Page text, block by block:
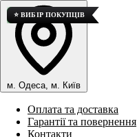
м. Одеса, м. Київ
Оплата та доставка
Гарантії та повернення
Контакти
⭐ ВИБІР ПОКУПЦІВ
💎 ВИСОКА ЯКІСТЬ
💎 ВИСОКА ЯКІСТЬ
⭐ ВИБІР ПОКУПЦІВ